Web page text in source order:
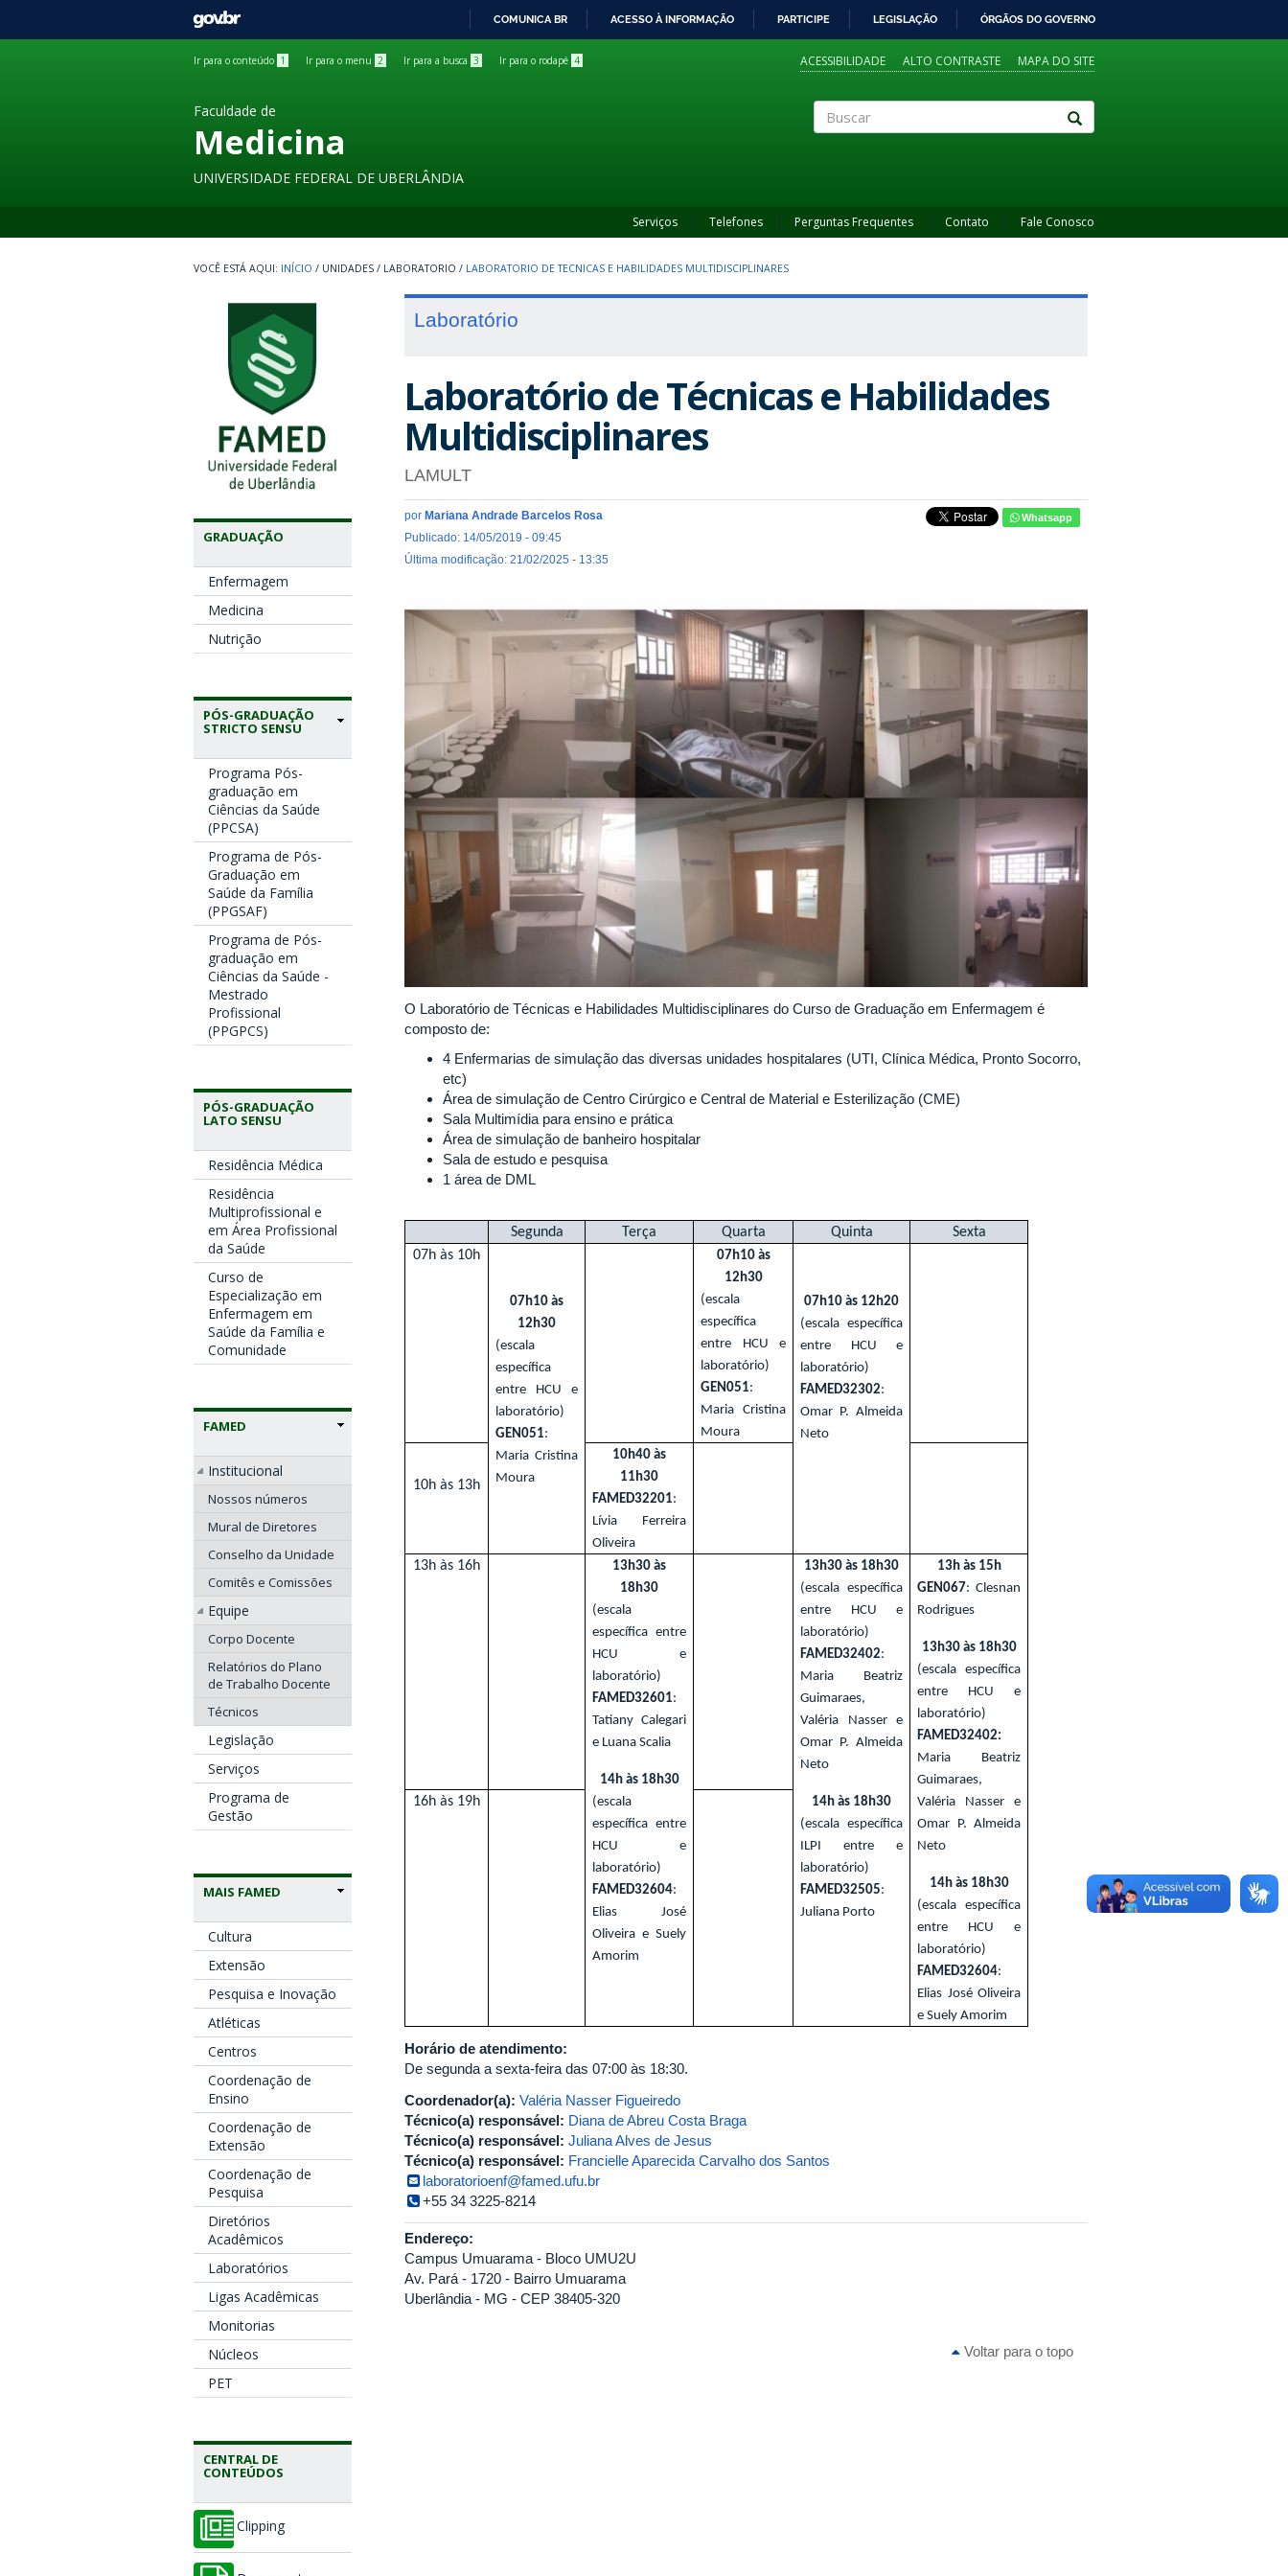
GOVBR
COMUNICA BR ACESSO À INFORMAÇÃO PARTICIPE LEGISLAÇÃO ÓRGÃOS DO GOVERNO
Ir para o conteúdo 1 Ir para o menu 2 Ir para a busca 3 Ir para o rodapé 4 ACESSIBILIDADE ALTO CONTRASTE MAPA DO SITE
Faculdade de
Medicina
UNIVERSIDADE FEDERAL DE UBERLÂNDIA
Serviços Telefones Perguntas Frequentes Contato Fale Conosco
INÍCIO / UNIDADES / LABORATORIO / LABORATORIO DE TECNICAS E HABILIDADES MULTIDISCIPLINARES
GRADUAÇÃO
Enfermagem
Medicina
Nutrição
PÓS-GRADUAÇÃO
STRICTO SENSU
Programa Pós-
graduação em
Ciências da Saúde
(PPCSA)
Programa de Pós-
Graduação em
Saúde da Família
(PPGSAF)
Programa de Pós-
graduação em
Ciências da Saúde -
Mestrado
Profissional
(PPGPCS)
PÓS-GRADUAÇÃO
LATO SENSU
Residência Médica
Residência
Multiprofissional e
em Área Profissional
da Saúde
Curso de
Especialização em
Enfermagem em
Saúde da Família e
Comunidade
FAMED
Institucional
Nossos números
Mural de Diretores
Conselho da Unidade
Comitês e Comissões
Equipe
Corpo Docente
Relatórios do Plano
de Trabalho Docente
Técnicos
Legislação
Serviços
Programa de
Gestão
MAIS FAMED
Cultura
Extensão
Pesquisa e Inovação
Atléticas
Centros
Coordenação de
Ensino
Coordenação de
Extensão
Coordenação de
Pesquisa
Diretórios
Acadêmicos
Laboratórios
Ligas Acadêmicas
Monitorias
Núcleos
PET
CENTRAL DE
CONTEÚDOS
Clipping
Laboratório
Laboratório de Técnicas e Habilidades
Multidisciplinares
LAMULT
por Mariana Andrade Barcelos Rosa
Publicado: 14/05/2019 - 09:45
Última modificação: 21/02/2025 - 13:35
Whatsapp
O Laboratório de Técnicas e Habilidades Multidisciplinares do Curso de Graduação em Enfermagem é
composto de:
4 Enfermarias de simulação das diversas unidades hospitalares (UTI, Clínica Médica, Pronto Socorro,
etc)
Área de simulação de Centro Cirúrgico e Central de Material e Esterilização (CME)
Sala Multimídia para ensino e prática
Área de simulação de banheiro hospitalar
Sala de estudo e pesquisa
1 área de DML
Segunda Terça Quarta Quinta
Sexta
07h às 10h
07h10 às
12h30
(escala
específica
entre HCU e
laboratório)
GEN051:
Maria Cristina
Moura
07h10 às
12h30
(escala
específica
entre HCU e
laboratório)
GEN051:
Maria Cristina
Moura
07h10 às 12h20
(escala específica
entre HCU e
laboratório)
FAMED32302:
Omar P. Almeida
Neto
10h às 13h
10h40 às
11h30
FAMED32201:
Lívia Ferreira
Oliveira
13h às 16h
13h30 às
18h30
(escala
específica entre
HCU e
laboratório)
FAMED32601:
Tatiany Calegari
e Luana Scalia
14h às 18h30
(escala
específica entre
HCU e
laboratório)
FAMED32604:
Elias José
Oliveira e Suely
Amorim
13h30 às 18h30
(escala específica
entre HCU e
laboratório)
FAMED32402:
Maria Beatriz
Guimaraes,
Valéria Nasser e
Omar P. Almeida
Neto
14h às 18h30
(escala específica
ILPI entre e
laboratório)
FAMED32505:
Juliana Porto
13h às 15h
GEN067: Clesnan
Rodrigues
13h30 às 18h30
(escala específica
entre HCU e
laboratório)
FAMED32402:
Maria Beatriz
Guimaraes,
Valéria Nasser e
Omar P. Almeida
Neto
14h às 18h30
(escala específica
entre HCU e
laboratório)
FAMED32604:
Elias José Oliveira
e Suely Amorim
16h às 19h
Horário de atendimento:
De segunda a sexta-feira das 07:00 às 18:30.
Coordenador(a): Valéria Nasser Figueiredo
Técnico(a) responsável: Diana de Abreu Costa Braga
Técnico(a) responsável: Juliana Alves de Jesus
Técnico(a) responsável: Francielle Aparecida Carvalho dos Santos
laboratorioenf@famed.ufu.br
+55 34 3225-8214
Endereço:
Campus Umuarama - Bloco UMU2U
Av. Pará - 1720 - Bairro Umuarama
Uberlândia - MG - CEP 38405-320
Voltar para o topo